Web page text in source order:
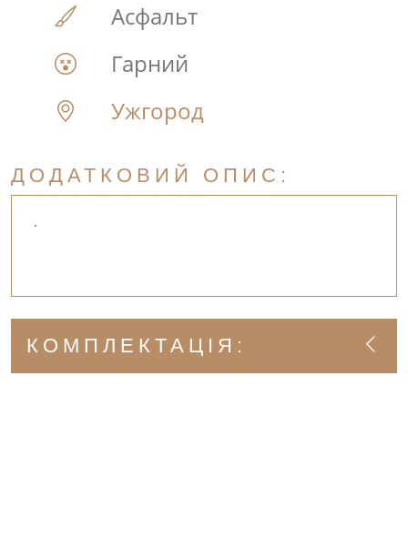
Асфальт
Гарний
Ужгород
ДОДАТКОВИЙ ОПИС:
.
КОМПЛЕКТАЦІЯ: